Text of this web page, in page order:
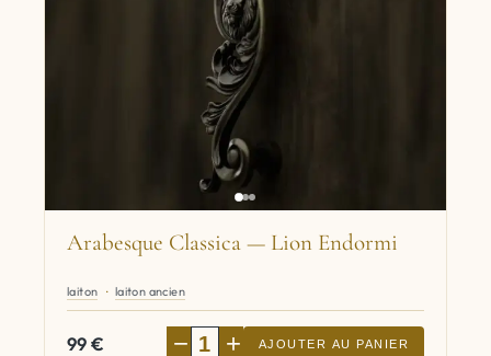
Arabesque Classica — Lion Endormi
laiton laiton ancien
99€ − + AJOUTER AU PANIER